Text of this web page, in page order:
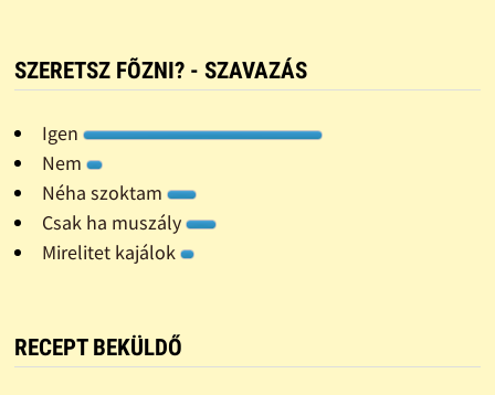
SZERETSZ FÕZNI? - SZAVAZÁS
Igen
Nem
Néha szoktam
Csak ha muszály
Mirelitet kajálok
RECEPT BEKÜLDŐ